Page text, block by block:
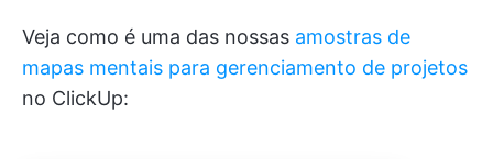
Veja como é uma das nossas amostras de
mapas mentais para gerenciamento de projetos
no ClickUp: